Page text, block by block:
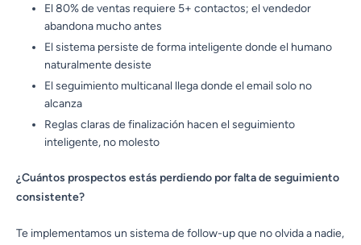
El 80% de ventas requiere 5+ contactos; el vendedor
abandona mucho antes
El sistema persiste de forma inteligente donde el humano
naturalmente desiste
El seguimiento multicanal llega donde el email solo no
alcanza
Reglas claras de finalización hacen el seguimiento
inteligente, no molesto
¿Cuántos prospectos estás perdiendo por falta de seguimiento
consistente?
Te implementamos un sistema de follow-up que no olvida a nadie,